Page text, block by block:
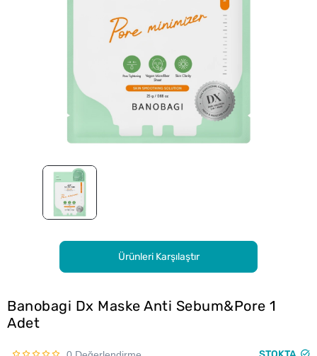
Ürünleri Karşılaştır
Banobagi Dx Maske Anti Sebum&Pore 1
Adet